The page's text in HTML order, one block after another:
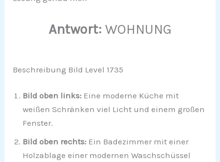
Antwort: WOHNUNG
Beschreibung Bild Level 1735
Bild oben links: Eine moderne Küche mit
weißen Schränken viel Licht und einem großen
Fenster.
Bild oben rechts: Ein Badezimmer mit einer
Holzablage einer modernen Waschschüssel